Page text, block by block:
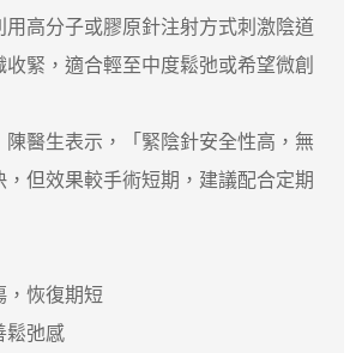
分子或膠原針注射方式刺激陰道
緊，適合輕至中度鬆弛或希望微創
陳醫生表示，「緊陰針安全性高，無
，但效果較手術短期，建議配合定期
恢復期短
弛感